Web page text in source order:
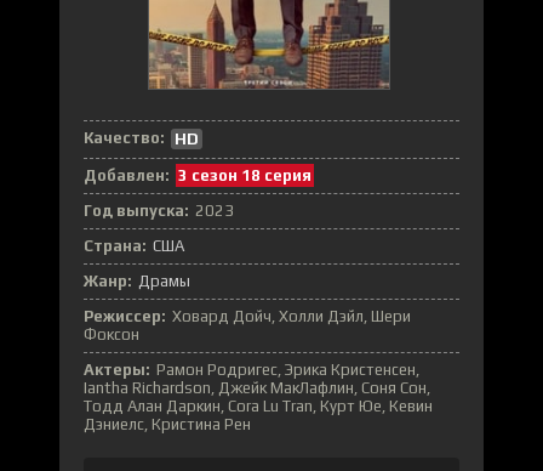
Качество:
HD
Добавлен: 3 сезон 18 серия
Год выпуска: 2023
Страна: США
Жанр: Драмы
Режиссер: Ховард Дойч, Холли Дэйл, Шери
Фоксон
Актеры: Рамон Родригес, Эрика Кристенсен,
Iantha Richardson, Джейк МакЛафлин, Соня Сон,
Тодд Алан Даркин, Cora Lu Tran, Курт Юе, Кевин
Дэниелс, Кристина Рен